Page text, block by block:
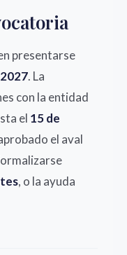
presentarse
. La
con la entidad
el 15 de
el aval
, o la ayuda